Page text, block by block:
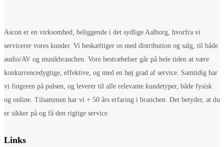
Ascon er en virksomhed, beliggende i det sydlige Aalborg, hvorfra vi
servicerer vores kunder. Vi beskæftiger os med distribution og salg, til både
audio/AV og musikbranchen. Vore bestræbelser går på hele tiden at være
konkurrencedygtige, effektive, og med en høj grad af service. Samtidig har
vi fingeren på pulsen, og leverer til alle relevante kundetyper, både fysisk
og online. Tilsammen har vi + 50 års erfaring i branchen. Det betyder, at du
er sikker på og få den rigtige service.
Links